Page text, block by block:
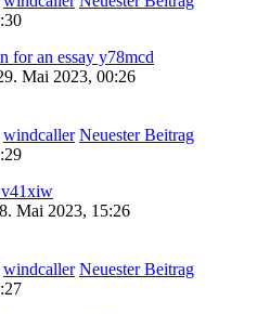
for an essay y78mcd
Mai 2023, 00:26
windcaller Neuester Beitrag
v41xiw
Mai 2023, 15:26
windcaller Neuester Beitrag